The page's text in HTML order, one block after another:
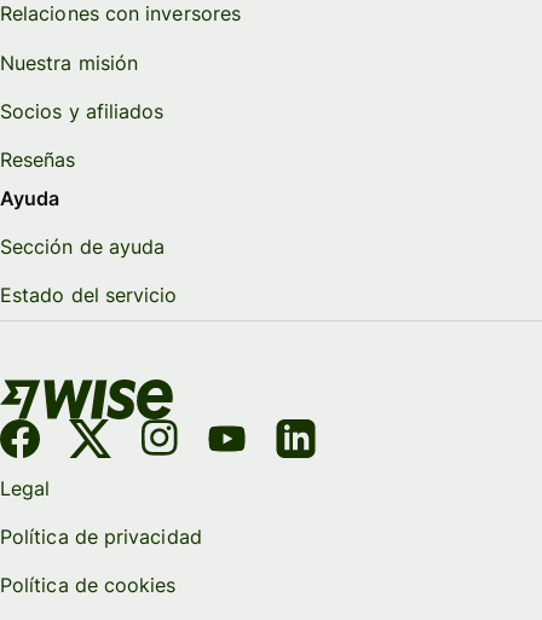
Relaciones con inversores
Nuestra misión
Socios y afiliados
Reseñas
Ayuda
Sección de ayuda
Estado del servicio
Legal
Política de privacidad
Política de cookies